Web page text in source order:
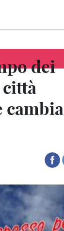
dei
cambia